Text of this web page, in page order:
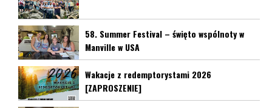
58. Summer Festival – święto wspólnoty w
Manville w USA
Wakacje z redemptorystami 2026
[ZAPROSZENIE]